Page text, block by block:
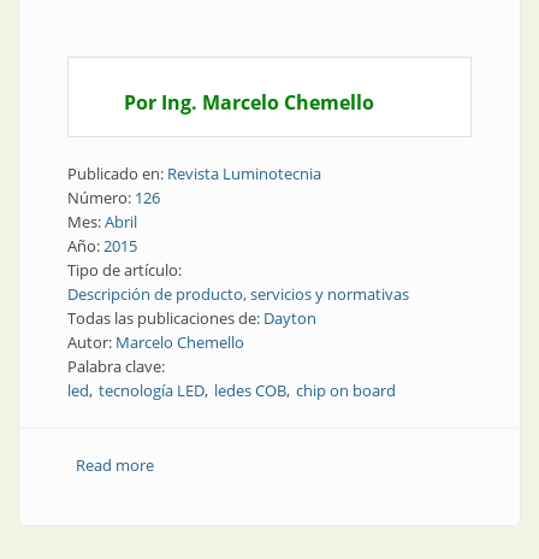
Por Ing. Marcelo Chemello
Publicado en: Revista Luminotecnia
Número: 126
Mes:Abril
Año:2015
Tipo de artículo:
Descripción de producto, servicios y normativas
Todas las publicaciones de: Dayton
Autor: Marcelo Chemello
Palabra clave:
led tecnología LED ledes COB chip on board
Read moreabout Producto | Nuevo portafolio de calidad con